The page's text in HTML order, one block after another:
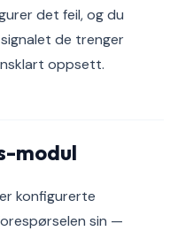
det feil, og du
de trenger
oppsett.
modul
konfigurerte
sin —